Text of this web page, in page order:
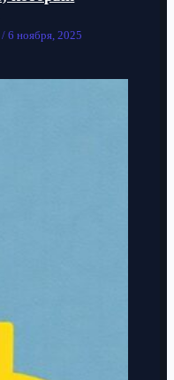
/6 ноября, 2025